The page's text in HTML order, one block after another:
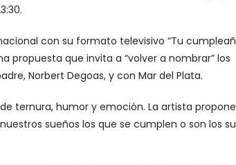
con su formato televisivo “Tu
que invita a “volver a nombrar” los
Norbert Degoas, y con Mar del Plata.
ternura, humor y emoción. La artista
sueños los que se cumplen o son los